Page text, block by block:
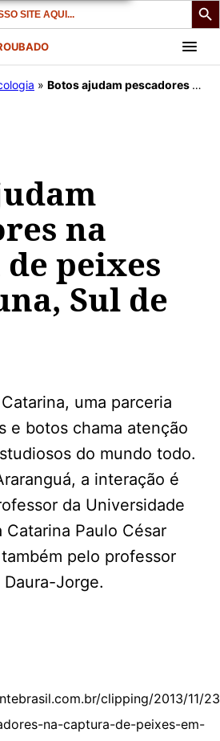
» Botos ajudam pescadores na captura de peixes em Laguna, Sul de SC.
na
peixes
Sul de
uma parceria
e botos chama atenção
do mundo todo.
a interação é
da Universidade
Catarina Paulo César
pelo professor
Jorge.
clipping/2013/11/
na-captura-de-peixes-em-